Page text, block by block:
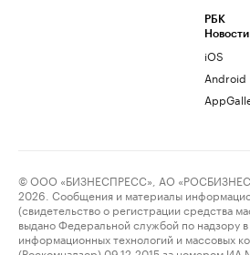
РБК
Новости
iOS
Android
© ООО «БИЗНЕСПРЕСС», АО
2026. Сообщения и материалы
(свидетельство о регистрации средства
выдано Федеральной службой по надзору
информационных технологий и массовых